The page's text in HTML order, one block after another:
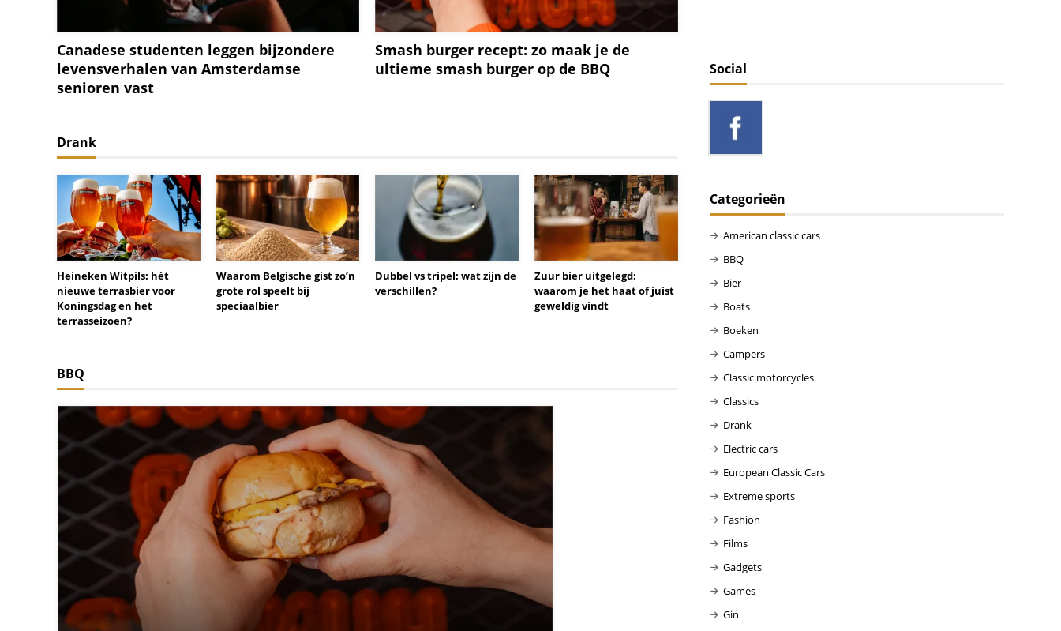
Canadese studenten leggen bijzondere
levensverhalen van Amsterdamse
senioren vast
Smash burger recept: zo maak je de
ultieme smash burger op de BBQ
Drank
Heineken Witpils: hét
nieuwe terrasbier voor
Koningsdag en het
terrasseizoen?
Waarom Belgische gist zo’n
grote rol speelt bij
speciaalbier
Dubbel vs tripel: wat zijn de
verschillen?
Zuur bier uitgelegd:
waarom je het haat of juist
geweldig vindt
BBQ
Social
Categorieën
American classic cars
BBQ
Bier
Boats
Boeken
Campers
Classic motorcycles
Classics
Drank
Electric cars
European Classic Cars
Extreme sports
Fashion
Films
Gadgets
Games
Gin